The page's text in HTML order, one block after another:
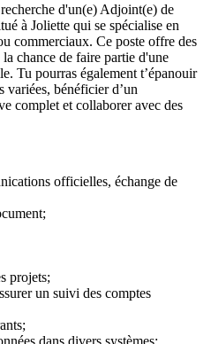
d'un(e) Adjoint(e) de
à Joliette qui se spécialise en
commerciaux. Ce poste offre des
chance de faire partie d'une
Tu pourras également t’épanouir
variées, bénéficier d’un
complet et collaborer avec des
officielles, échange de
projets;
un suivi des comptes
dans divers systèmes;